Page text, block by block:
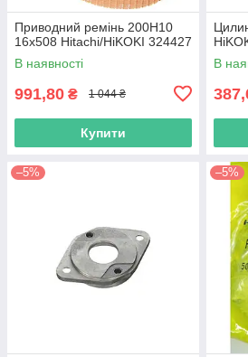
Приводний ремінь 200Н10
16х508 Hitachi/HiKOKI 324427
В наявності
991,80 ₴ 1 044 ₴
Купити
В
–5% –5%